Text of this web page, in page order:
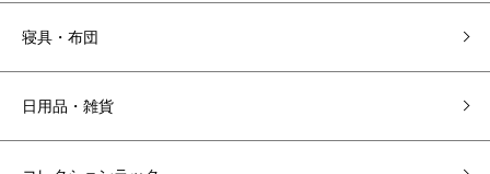
寝具・布団
日用品・雑貨